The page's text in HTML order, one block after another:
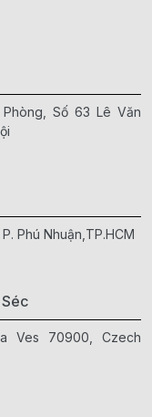
Số 63 Lê Văn
Phú Nhuận,TP.HCM
Ves 70900, Czech